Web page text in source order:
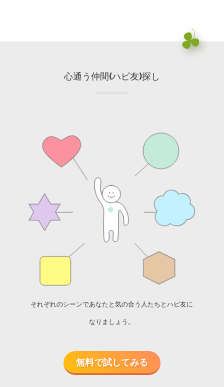
心通う仲間(ハピ友)探し
それぞれのシーンであなたと気の合う人たちとハピ友に
なりましょう。
無料で試してみる